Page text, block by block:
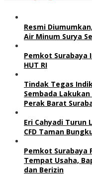
Resmi
Air Minum Surya
Pemkot Surabaya
HUT RI
Tindak Tegas
Sembada
Perak Barat
Eri Cahyadi Turun
CFD Taman
Pemkot Surabaya
Tempat Usaha,
dan Berizin